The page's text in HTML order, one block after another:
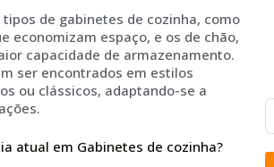
de gabinetes de cozinha, como
economizam espaço, e os de chão,
capacidade de armazenamento.
ser encontrados em estilos
ou clássicos, adaptando-se a
atual em Gabinetes de cozinha?